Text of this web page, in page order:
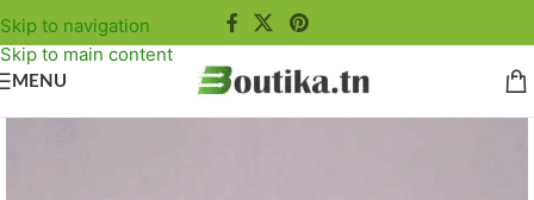
Skip to navigation
Skip to main content
MENU